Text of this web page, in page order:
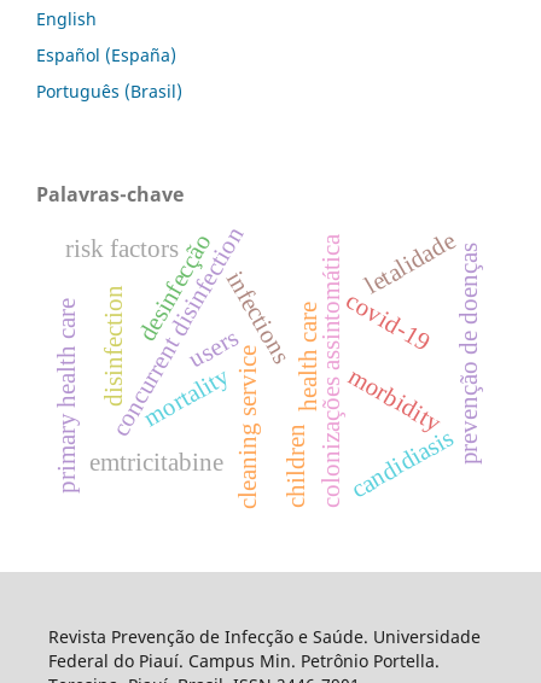
English
Español (España)
Português (Brasil)
Palavras-chave
covid-19
colonizações assintomática
infections
concurrent disinfection health care
cleaning service
disinfection
emtricitabine
primary health care users
morbidity
mortality
desinfecção
risk factors
candidiasisprevenção de doenças
children
letalidade
Revista Prevenção de Infecção e Saúde. Universidade
Federal do Piauí. Campus Min. Petrônio Portella.